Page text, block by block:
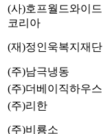
(사)호프월드와이드
코리아
(재)정인욱복지재단
(주)남극냉동
(주)더베이직하우스
(주)리한
(주)비룡소